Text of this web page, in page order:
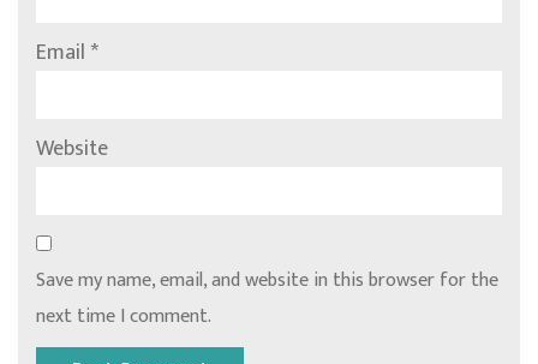
Email*
Website
Save my name, email, and website in this browser for the
next time I comment.